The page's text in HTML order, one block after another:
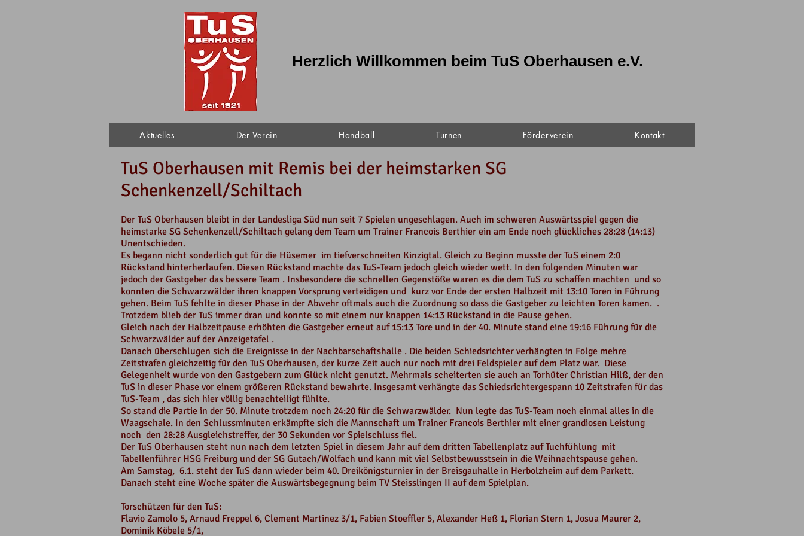
Herzlich Willkommen beim TuS Oberhausen e.V.
Aktuelles Der Verein Handball Turnen Förderverein Kontakt
TuS Oberhausen mit Remis bei der heimstarken SG
Schenkenzell/Schiltach
Der TuS Oberhausen bleibt in der Landesliga Süd nun seit 7 Spielen ungeschlagen. Auch im schweren Auswärtsspiel gegen die
heimstarke SG Schenkenzell/Schiltach gelang dem Team um Trainer Francois Berthier ein am Ende noch glückliches 28:28 (14:13)
Unentschieden.
Es begann nicht sonderlich gut für die Hüsemer im tiefverschneiten Kinzigtal. Gleich zu Beginn musste der TuS einem 2:0
Rückstand hinterherlaufen. Diesen Rückstand machte das TuS-Team jedoch gleich wieder wett. In den folgenden Minuten war
jedoch der Gastgeber das bessere Team . Insbesondere die schnellen Gegenstöße waren es die dem TuS zu schaffen machten und so
konnten die Schwarzwälder ihren knappen Vorsprung verteidigen und kurz vor Ende der ersten Halbzeit mit 13:10 Toren in Führung
gehen. Beim TuS fehlte in dieser Phase in der Abwehr oftmals auch die Zuordnung so dass die Gastgeber zu leichten Toren kamen. .
Trotzdem blieb der TuS immer dran und konnte so mit einem nur knappen 14:13 Rückstand in die Pause gehen.
Gleich nach der Halbzeitpause erhöhten die Gastgeber erneut auf 15:13 Tore und in der 40. Minute stand eine 19:16 Führung für die
Schwarzwälder auf der Anzeigetafel .
Danach überschlugen sich die Ereignisse in der Nachbarschaftshalle . Die beiden Schiedsrichter verhängten in Folge mehre
Zeitstrafen gleichzeitig für den TuS Oberhausen, der kurze Zeit auch nur noch mit drei Feldspieler auf dem Platz war. Diese
Gelegenheit wurde von den Gastgebern zum Glück nicht genutzt. Mehrmals scheiterten sie auch an Torhüter Christian Hilß, der den
TuS in dieser Phase vor einem größeren Rückstand bewahrte. Insgesamt verhängte das Schiedsrichtergespann 10 Zeitstrafen für das
TuS-Team , das sich hier völlig benachteiligt fühlte.
So stand die Partie in der 50. Minute trotzdem noch 24:20 für die Schwarzwälder. Nun legte das TuS-Team noch einmal alles in die
Waagschale. In den Schlussminuten erkämpfte sich die Mannschaft um Trainer Francois Berthier mit einer grandiosen Leistung
noch den 28:28 Ausgleichstreffer, der 30 Sekunden vor Spielschluss fiel.
Der TuS Oberhausen steht nun nach dem letzten Spiel in diesem Jahr auf dem dritten Tabellenplatz auf Tuchfühlung mit
Tabellenführer HSG Freiburg und der SG Gutach/Wolfach und kann mit viel Selbstbewusstsein in die Weihnachtspause gehen.
Am Samstag, 6.1. steht der TuS dann wieder beim 40. Dreikönigsturnier in der Breisgauhalle in Herbolzheim auf dem Parkett.
Danach steht eine Woche später die Auswärtsbegegnung beim TV Steisslingen II auf dem Spielplan.
Torschützen für den TuS:
Flavio Zamolo 5, Arnaud Freppel 6, Clement Martinez 3/1, Fabien Stoeffler 5, Alexander Heß 1, Florian Stern 1, Josua Maurer 2,
Dominik Köbele 5/1,